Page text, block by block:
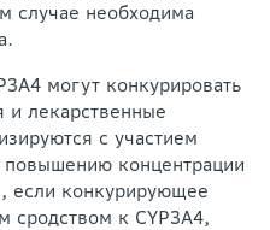
случае необходима
могут конкурировать
и лекарственные
с участием
повышению концентрации
если конкурирующее
сродством к CYP3А4,